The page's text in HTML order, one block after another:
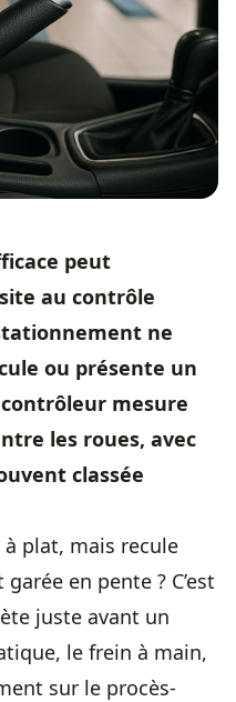
peut
au contrôle
ne
ou présente un
mesure
les roues, avec
classée
plat, mais recule
en pente ? C’est
juste avant un
le frein à main,
sur le procès-